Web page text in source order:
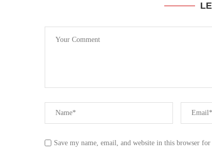
Save my name, email, and website in this browser